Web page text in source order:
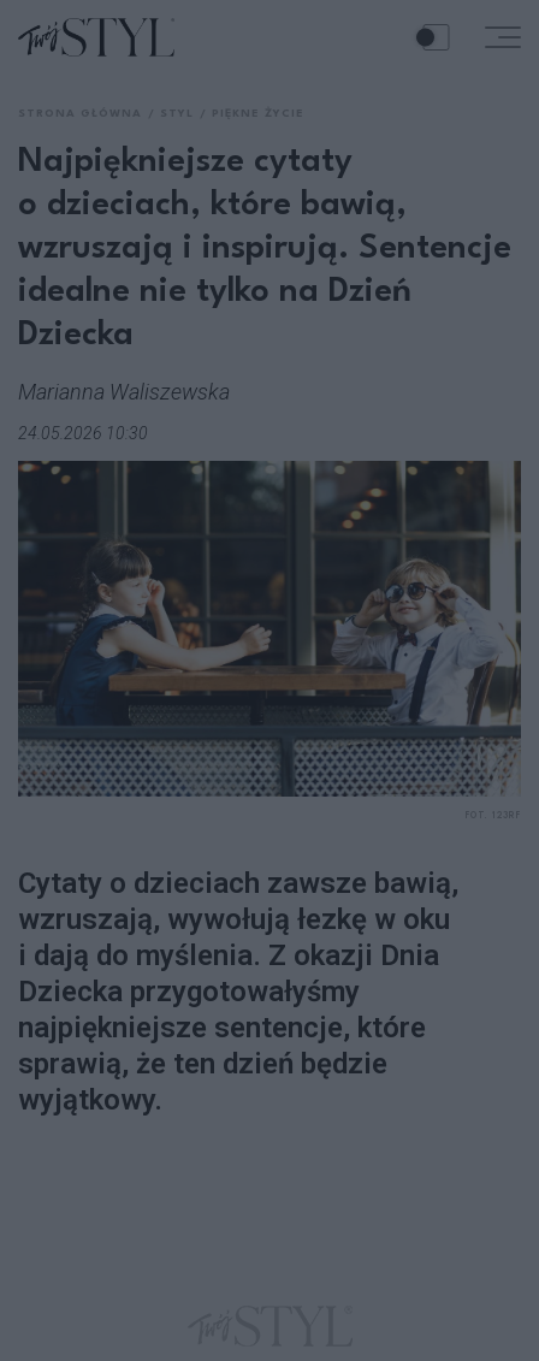
Najpiękniejsze cytaty
o dzieciach, które bawią,
wzruszają i inspirują. Sentencje
idealne nie tylko na Dzień
Dziecka
Marianna Waliszewska
24.05.2026 10:30
Cytaty o dzieciach zawsze bawią,
wzruszają, wywołują łezkę w oku
i dają do myślenia. Z okazji Dnia
Dziecka przygotowałyśmy
najpiękniejsze sentencje, które
sprawią, że ten dzień będzie
wyjątkowy.